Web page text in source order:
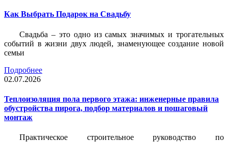
Как Выбрать Подарок на Свадьбу
Свадьба – это одно из самых значимых и трогательных
событий в жизни двух людей, знаменующее создание новой
семьи
Подробнее
02.07.2026
Теплоизоляция пола первого этажа: инженерные правила
обустройства пирога, подбор материалов и пошаговый
монтаж
Практическое строительное руководство по